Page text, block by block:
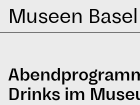
Museen Basel
Drinks im